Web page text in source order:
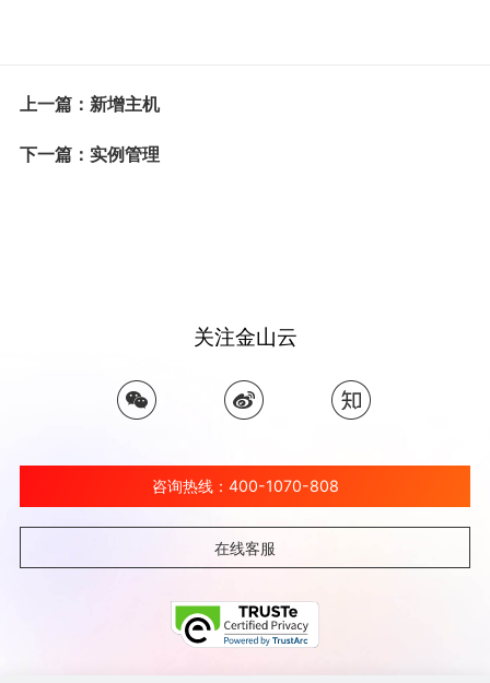
上一篇：新增主机
下一篇：实例管理
关注金山云
咨询热线：400-1070-808
在线客服